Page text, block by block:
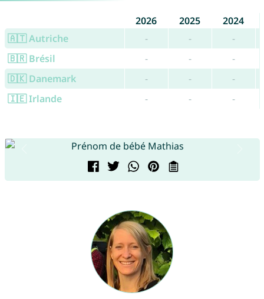
2026 2025
2024
🇦🇹 Autriche
- -
-
🇧🇷 Brésil
- -
-
🇩🇰 Danemark
- -
-
🇮🇪 Irlande
- - -